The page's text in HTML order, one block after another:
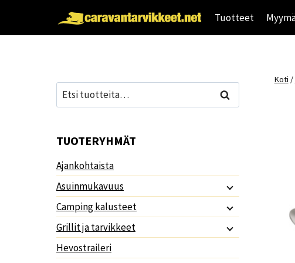
Tuotteet
Koti /
Etsi: Haku
TUOTERYHMÄT
Ajankohtaista
Asuinmukavuus
Camping kalusteet
Grillit ja tarvikkeet
Hevostraileri